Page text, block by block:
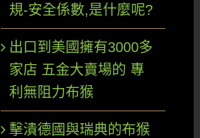
規-安全係數,是什麼呢?
出口到美國擁有3000多
家店 五金大賣場的 專
利無阻力布猴
擊潰德國與瑞典的布猴